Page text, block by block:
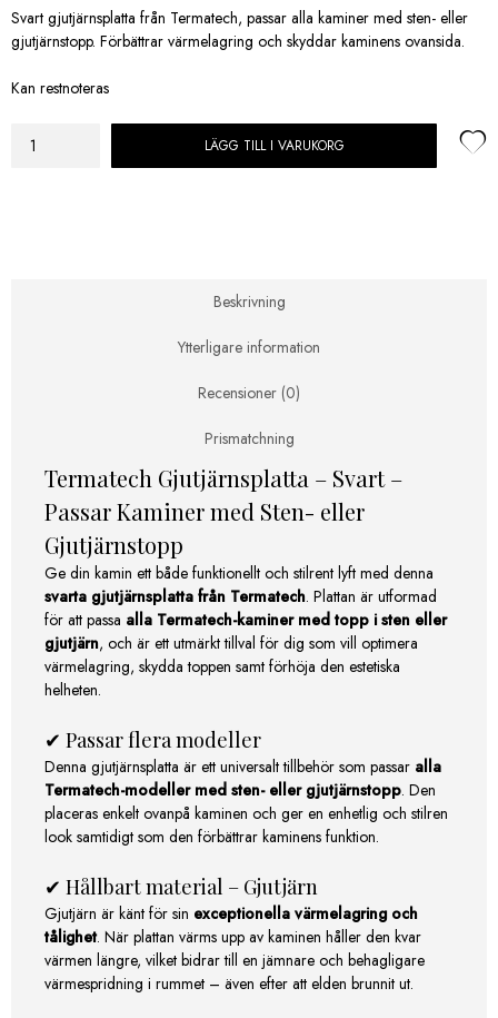
Svart gjutjärnsplatta från Termatech, passar alla kaminer med sten- eller
gjutjärnstopp. Förbättrar värmelagring och skyddar kaminens ovansida.
Kan restnoteras
Termatech
LÄGG TILL I VARUKORG
Beskrivning
Ytterligare information
Recensioner (0)
Prismatchning
Termatech Gjutjärnsplatta – Svart –
Passar Kaminer med Sten- eller
Gjutjärnstopp
Ge din kamin ett både funktionellt och stilrent lyft med denna
svarta gjutjärnsplatta från Termatech. Plattan är utformad
för att passa alla Termatech-kaminer med topp i sten eller
gjutjärn, och är ett utmärkt tillval för dig som vill optimera
värmelagring, skydda toppen samt förhöja den estetiska
helheten.
✔ Passar flera modeller
Denna gjutjärnsplatta är ett universalt tillbehör som passar alla
Termatech-modeller med sten- eller gjutjärnstopp. Den
placeras enkelt ovanpå kaminen och ger en enhetlig och stilren
look samtidigt som den förbättrar kaminens funktion.
✔ Hållbart material – Gjutjärn
Gjutjärn är känt för sin exceptionella värmelagring och
tålighet. När plattan värms upp av kaminen håller den kvar
värmen längre, vilket bidrar till en jämnare och behagligare
värmespridning i rummet – även efter att elden brunnit ut.